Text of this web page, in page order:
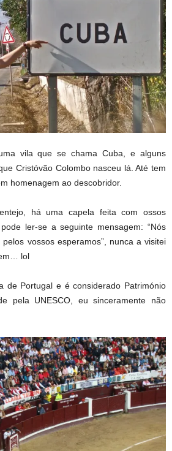
vila que se chama Cuba, e alguns
Cristóvão Colombo nasceu lá. Até tem
homenagem ao descobridor.
há uma capela feita com ossos
ler-se a seguinte mensagem: “Nós
vossos esperamos”, nunca a visitei
lol
de Portugal e é considerado Património
pela UNESCO, eu sinceramente não